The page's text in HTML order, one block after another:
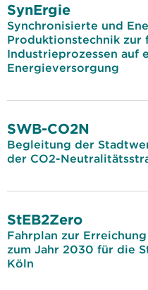
SynErgie
Synchronisierte und
Produktionstechnik zur
Industrieprozessen auf
Energieversorgung
SWB-CO2N
Begleitung der
der CO2-
StEB2Zero
Fahrplan zur
zum Jahr 2030 für die
Köln